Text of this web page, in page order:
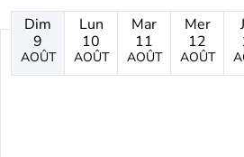
Dim
9
AOÛT
Lun
10
AOÛT
Mar
11
AOÛT
Mer
12
AOÛT